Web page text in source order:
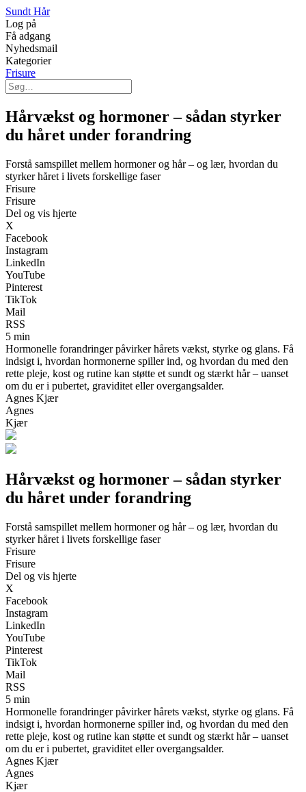
Sundt Hår
Log på
Få adgang
Nyhedsmail
Kategorier
Frisure
Hårvækst og hormoner – sådan styrker
du håret under forandring
Forstå samspillet mellem hormoner og hår – og lær, hvordan du
styrker håret i livets forskellige faser
Frisure
Frisure
Del og vis hjerte
X
Facebook
Instagram
LinkedIn
YouTube
Pinterest
TikTok
Mail
RSS
5 min
Hormonelle forandringer påvirker hårets vækst, styrke og glans. Få
indsigt i, hvordan hormonerne spiller ind, og hvordan du med den
rette pleje, kost og rutine kan støtte et sundt og stærkt hår – uanset
om du er i pubertet, graviditet eller overgangsalder.
Agnes Kjær
Agnes
Kjær
Hårvækst og hormoner – sådan styrker
du håret under forandring
Forstå samspillet mellem hormoner og hår – og lær, hvordan du
styrker håret i livets forskellige faser
Frisure
Frisure
Del og vis hjerte
X
Facebook
Instagram
LinkedIn
YouTube
Pinterest
TikTok
Mail
RSS
5 min
Hormonelle forandringer påvirker hårets vækst, styrke og glans. Få
indsigt i, hvordan hormonerne spiller ind, og hvordan du med den
rette pleje, kost og rutine kan støtte et sundt og stærkt hår – uanset
om du er i pubertet, graviditet eller overgangsalder.
Agnes Kjær
Agnes
Kjær